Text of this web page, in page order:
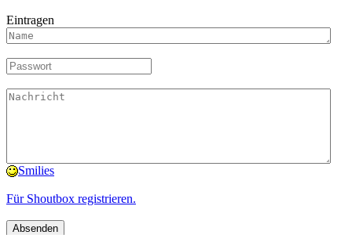
Eintragen
Smilies
Für Shoutbox registrieren.